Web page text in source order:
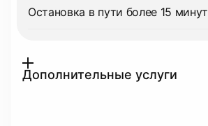
Остановка в пути более 15 минут
Дополнительные услуги